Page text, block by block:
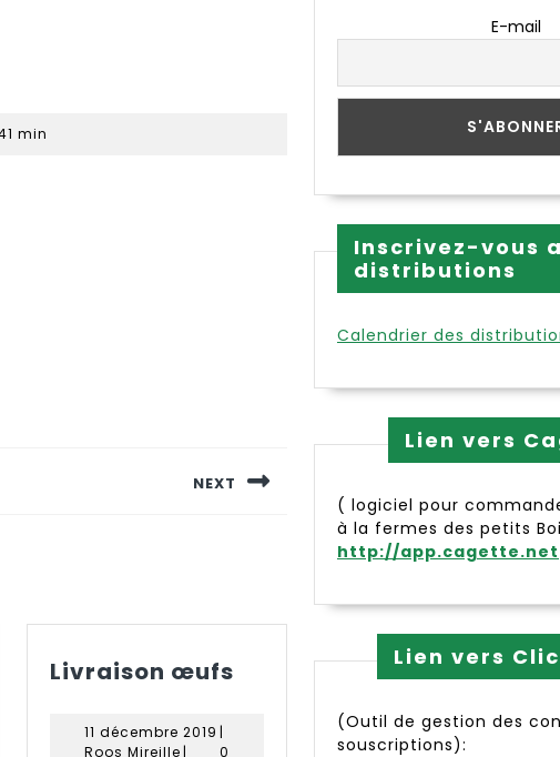
min
NEXT
Livraison œufs Livraison
11 décembre 2019 11
décembre
|
Roos MireilleRoos
|
0
E-mail
Inscrivez-vous
distributions
Calendrier des
Lien vers
( logiciel pour
à la fermes des petits
http://app.cagette.net
Lien vers
(Outil de gestion des
souscriptions):